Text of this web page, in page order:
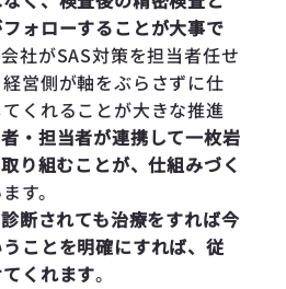
ォローすることが大事で
社がSAS対策を担当者任せ
営側が軸をぶらさずに仕
くれることが大きな推進
・担当者が連携して一枚岩
り組むことが、仕組みづく
す。
断されても治療をすれば今
ことを明確にすれば、従
くれます。